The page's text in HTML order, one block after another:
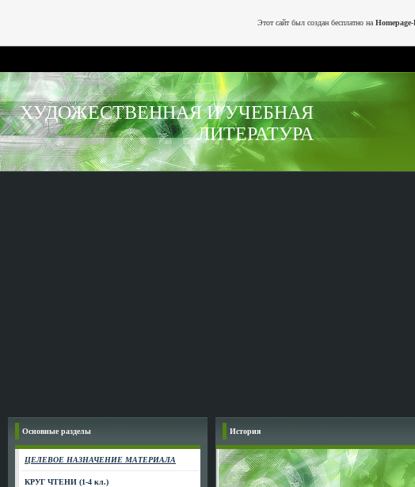
ХУДОЖЕСТВЕННАЯ И УЧЕБНАЯ
ЛИТЕРАТУРА
Основные разделы
ЦЕЛЕВОЕ НАЗНАЧЕНИЕ МАТЕРИАЛА
КРУГ ЧТЕНИ (1-4 кл.)
История
Этот сайт был создан бесплатно на